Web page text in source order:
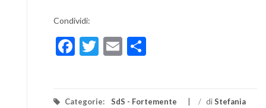
Condividi:
Facebook
Twitter
Email
Categorie: SdS - Fortemente / diStefania